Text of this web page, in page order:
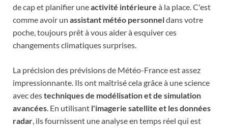
de cap et planifier uneactivité intérieure à la place. C'est
comme avoir un assistant météo personneldans votre
poche, toujours prêt à vous aider à esquiver ces
changements climatiques surprises.
La précision des prévisions de Météo-France est assez
impressionnante. Ils ont maîtrisé cela grâce à une science
avec destechniques de modélisation et de simulation
avancées. En utilisant l'imagerie satellite et les données
radar, ils fournissent une analyse en temps réel qui est